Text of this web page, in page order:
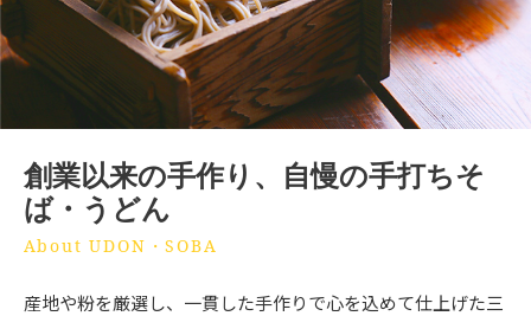
創業以来の手作り、自慢の手打ちそ
ば・うどん
About UDON・SOBA
産地や粉を厳選し、一貫した手作りで心を込めて仕上げた三